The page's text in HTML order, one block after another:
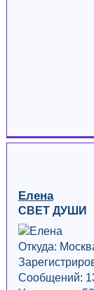
Елена
СВЕТ ДУШИ
Откуда:
Сообщений: